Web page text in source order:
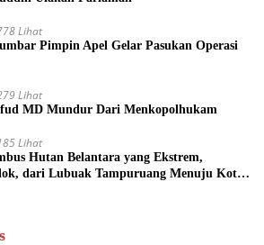
Lihat
Pimpin Apel Gelar Pasukan Operasi
Lihat
MD Mundur Dari Menkopolhukam
Lihat
Hutan Belantara yang Ekstrem,
dari Lubuak Tampuruang Menuju Koto